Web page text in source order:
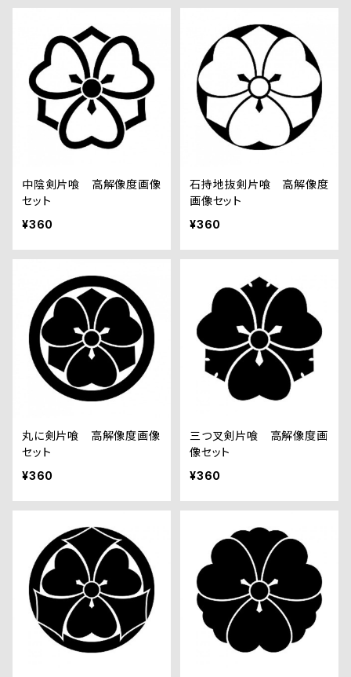
中陰剣片喰 高解像度画像
セット
¥360
石持地抜剣片喰 高解像度
画像セット
¥360
丸に剣片喰 高解像度画像
セット
¥360
三つ叉剣片喰 高解像度画
像セット
¥360